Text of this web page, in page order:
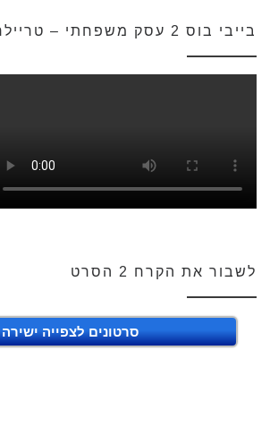
בייבי בוס 2 עסק משפחתי – טריילר רשמי מדובב
לשבור את הקרח 2 הסרט
סרטונים לצפייה ישירה